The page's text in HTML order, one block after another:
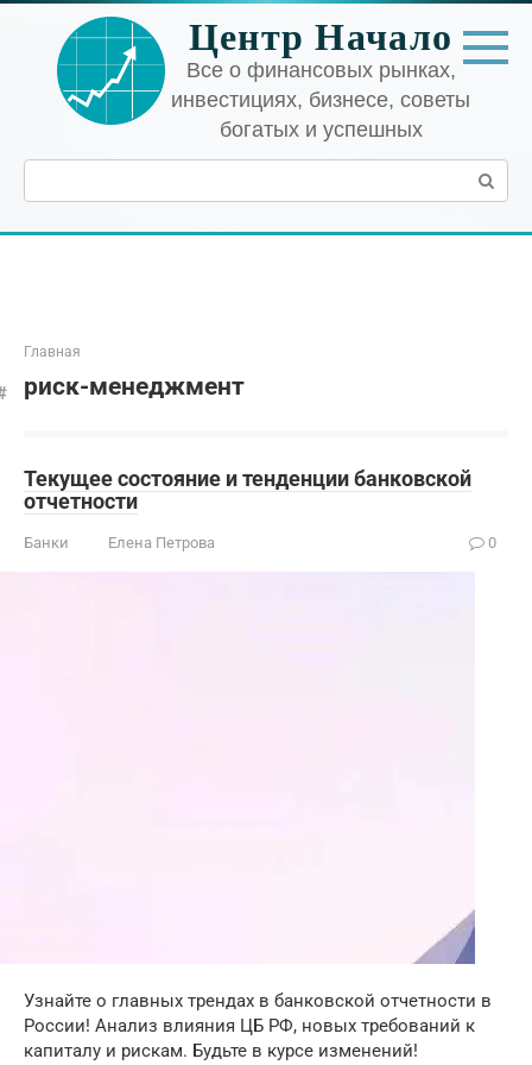
Перейти
контенту
Центр Начало
Все о финансовых рынках,
инвестициях, бизнесе, советы
богатых и успешных
Поиск:
Главная
риск-менеджмент
Текущее состояние и тенденции банковской
отчетности
Банки Елена Петрова 0
Узнайте о главных трендах в банковской отчетности в
России! Анализ влияния ЦБ РФ, новых требований к
капиталу и рискам. Будьте в курсе изменений!